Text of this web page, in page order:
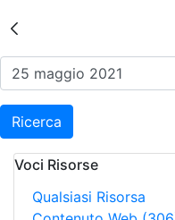
Risultati
Ricerca
Voci Risorse
Qualsiasi Risorsa